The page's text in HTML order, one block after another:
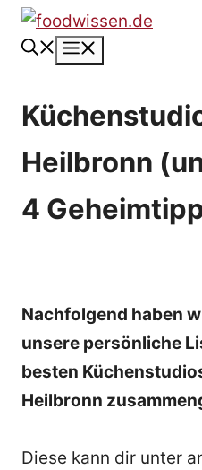
Zum
Inhalt
Heilbronn
4
Nachfolgend haben
unsere persönliche
besten
Heilbronn
Diese kann dir unter